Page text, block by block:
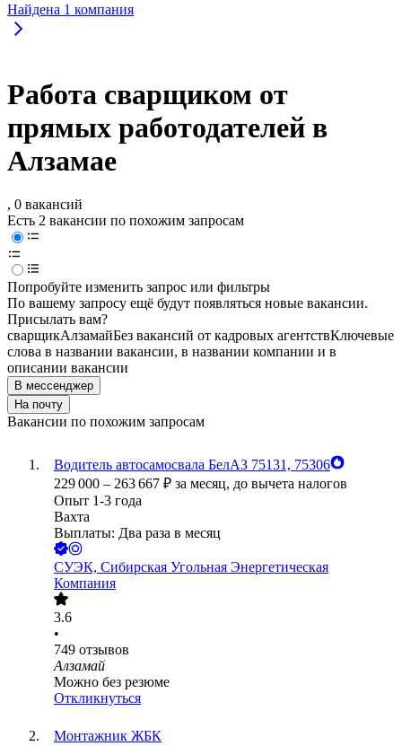
Найдена 1 компания
Работа сварщиком от
прямых работодателей в
Алзамае
, 0 вакансий
Есть 2 вакансии по похожим запросам
Попробуйте изменить запрос или фильтры
По вашему запросу ещё будут появляться новые вакансии.
Присылать вам?
сварщикАлзамайБез вакансий от кадровых агентствКлючевые
слова в названии вакансии, в названии компании и в
описании вакансии
В мессенджер
На почту
Вакансии по похожим запросам
Водитель автосамосвала БелАЗ 75131, 75306
229 000 – 263 667 ₽ за месяц, до вычета налогов
Опыт 1-3 года
Вахта
Выплаты: Два раза в месяц
СУЭК, Сибирская Угольная Энергетическая
Компания
3.6
•
749 отзывов
Алзамай
Можно без резюме
Откликнуться
Монтажник ЖБК